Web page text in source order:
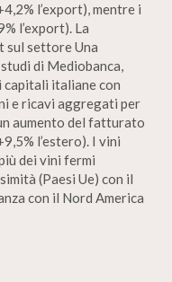
l’export), mentre i
l’export). La
settore Una
di Mediobanca,
capitali italiane con
e ricavi aggregati per
aumento del fatturato
l’estero). I vini
dei vini fermi
(Paesi Ue) con il
con il Nord America